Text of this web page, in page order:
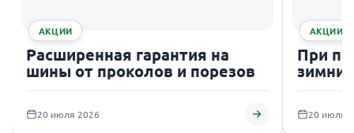
АКЦИИ
Расширенная гарантия на
шины от проколов и порезов
20 июля 2026
АКЦИИ
При
20 июля